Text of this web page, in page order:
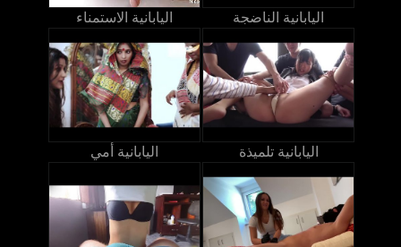
اليابانية الاستمناء اليابانية الناضجة
اليابانية أمي اليابانية تلميذة